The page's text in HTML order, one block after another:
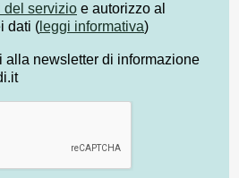
del servizio e autorizzo al
dati ( leggi informativa)
alla newsletter di informazione